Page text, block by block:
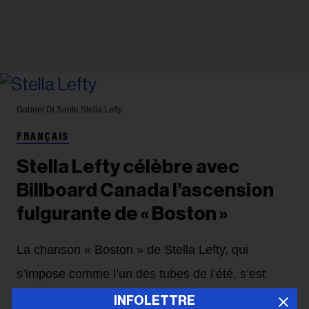
INFOLETTRE
Gabriel Di Sante Stella Lefty
FRANÇAIS
Stella Lefty célèbre avec
Billboard Canada l’ascension
fulgurante de « Boston »
La chanson « Boston » de Stella Lefty, qui
s’impose comme l’un des tubes de l’été, s’est
hissée dans le top 3 du Hot 100 canadien. La